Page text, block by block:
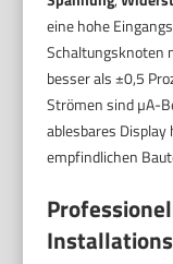
eine hohe
Schaltungsknoten
besser als ±0,5
Strömen sind µA-
ablesbares Display
empfindlichen